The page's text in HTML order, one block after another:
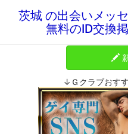
茨城 の出会いメッ
無料のID交換
↓Ｇクラブおす